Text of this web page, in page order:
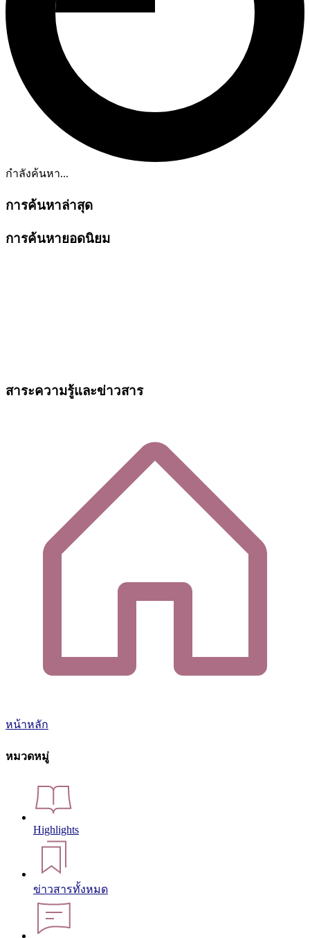
กำลังค้นหา...
การค้นหาล่าสุด
การค้นหายอดนิยม
สาระความรู้และข่าวสาร
หน้าหลัก
หมวดหมู่
Highlights
ข่าวสารทั้งหมด